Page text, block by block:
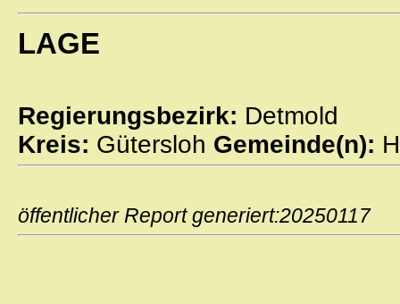
LAGE
Regierungsbezirk: Detmold
Kreis: Gütersloh Gemeinde(n):
öffentlicher Report